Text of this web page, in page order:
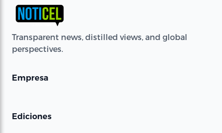
Transparent news, distilled views, and global
perspectives.
Empresa
Ediciones